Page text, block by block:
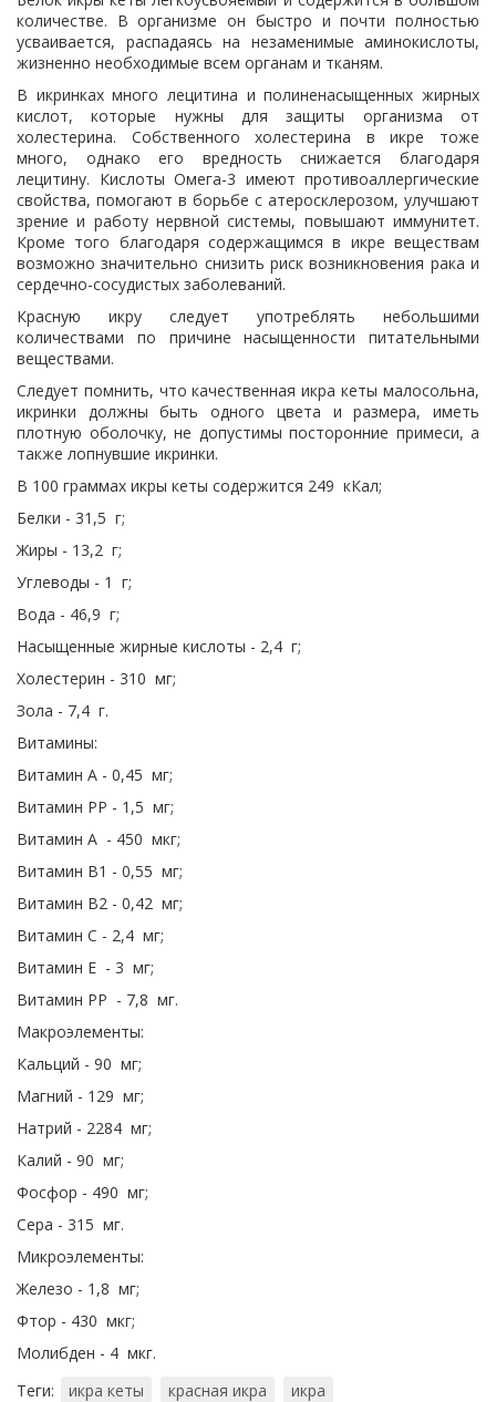
количестве. В организме он быстро и почти полностью
усваивается, распадаясь на незаменимые аминокислоты,
жизненно необходимые всем органам и тканям.
В икринках много лецитина и полиненасыщенных жирных
кислот, которые нужны для защиты организма от
холестерина. Собственного холестерина в икре тоже
много, однако его вредность снижается благодаря
лецитину. Кислоты Омега-3 имеют противоаллергические
свойства, помогают в борьбе с атеросклерозом, улучшают
зрение и работу нервной системы, повышают иммунитет.
Кроме того благодаря содержащимся в икре веществам
возможно значительно снизить риск возникновения рака и
сердечно-сосудистых заболеваний.
Красную икру следует употреблять небольшими
количествами по причине насыщенности питательными
веществами.
Следует помнить, что качественная икра кеты малосольна,
икринки должны быть одного цвета и размера, иметь
плотную оболочку, не допустимы посторонние примеси, а
также лопнувшие икринки.
В 100 граммах икры кеты содержится 249 кКал;
Белки - 31,5 г;
Жиры - 13,2 г;
Углеводы - 1 г;
Вода - 46,9 г;
Насыщенные жирные кислоты - 2,4 г;
Холестерин - 310 мг;
Зола - 7,4 г.
Витамины:
Витамин A - 0,45 мг;
Витамин PP - 1,5 мг;
Витамин A - 450 мкг;
Витамин B1 - 0,55 мг;
Витамин B2 - 0,42 мг;
Витамин C - 2,4 мг;
Витамин E - 3 мг;
Витамин PP - 7,8 мг.
Макроэлементы:
Кальций - 90 мг;
Магний - 129 мг;
Натрий - 2284 мг;
Калий - 90 мг;
Фосфор - 490 мг;
Сера - 315 мг.
Микроэлементы:
Железо - 1,8 мг;
Фтор - 430 мкг;
Молибден - 4 мкг.
Теги:
икра кеты красная икра икра